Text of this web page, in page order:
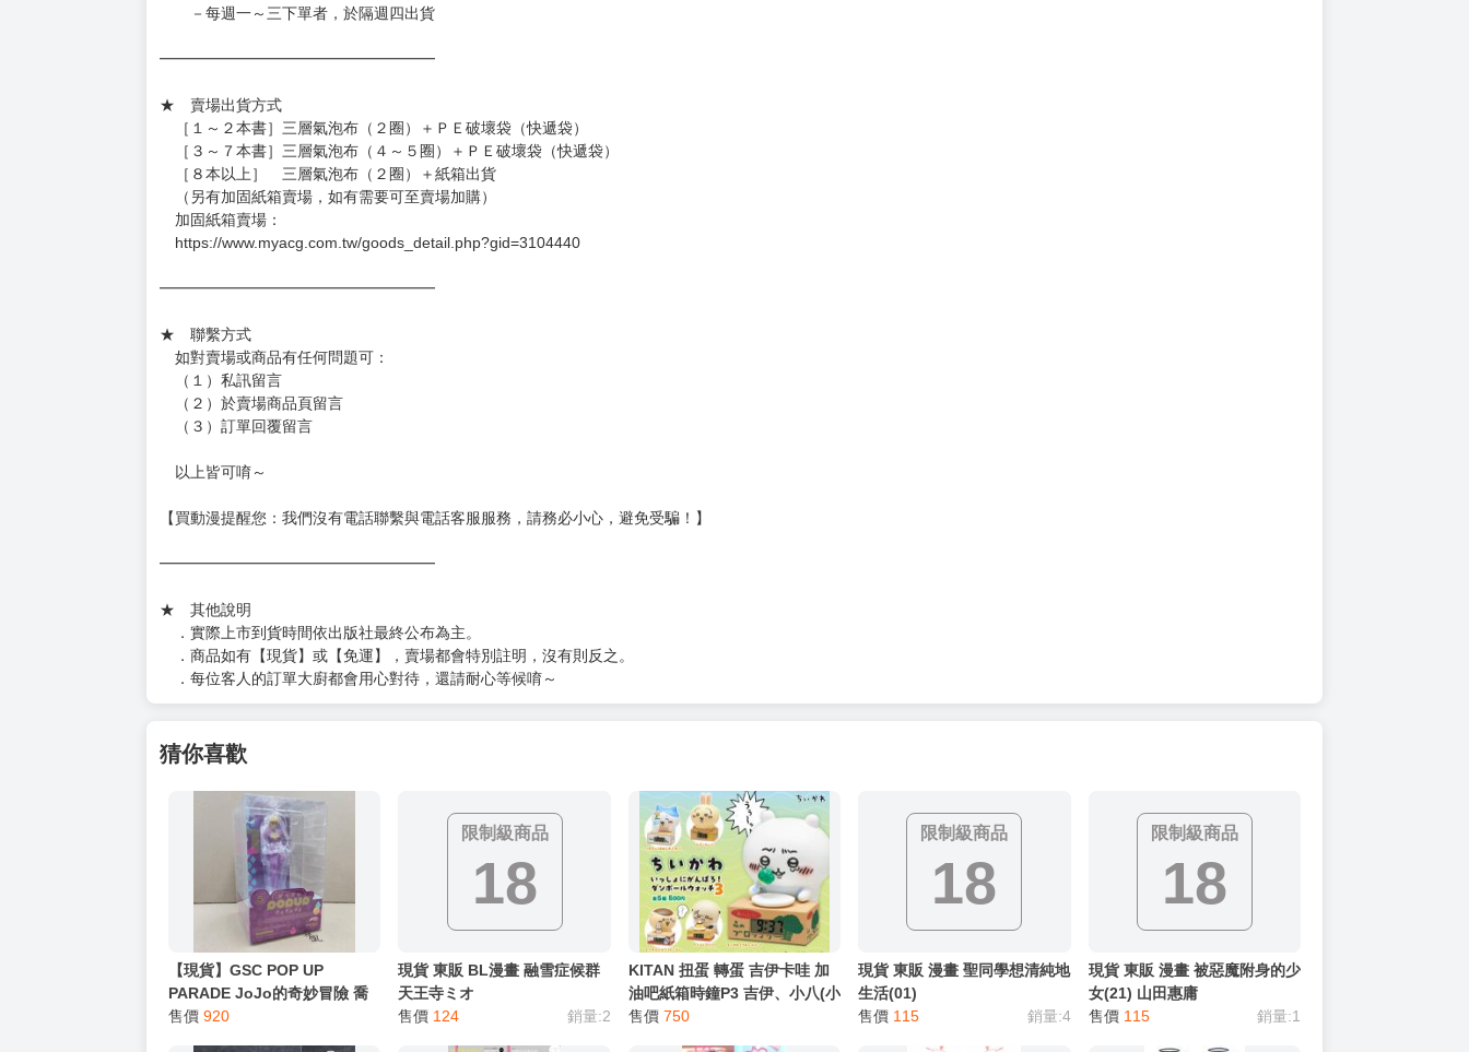
－每週一～三下單者，於隔週四出貨
━━━━━━━━━━━━━━━━━━
★ 賣場出貨方式
［１～２本書］三層氣泡布（２圈）＋ＰＥ破壞袋（快遞袋）
［３～７本書］三層氣泡布（４～５圈）＋ＰＥ破壞袋（快遞袋）
［８本以上］ 三層氣泡布（２圈）＋紙箱出貨
（另有加固紙箱賣場，如有需要可至賣場加購）
加固紙箱賣場：
https://www.myacg.com.tw/goods_detail.php?gid=3104440
━━━━━━━━━━━━━━━━━━
★ 聯繫方式
如對賣場或商品有任何問題可：
（１）私訊留言
（２）於賣場商品頁留言
（３）訂單回覆留言
以上皆可唷～
【買動漫提醒您：我們沒有電話聯繫與電話客服服務，請務必小心，避免受騙！】
━━━━━━━━━━━━━━━━━━
★ 其他說明
．實際上市到貨時間依出版社最終公布為主。
．商品如有【現貨】或【免運】，賣場都會特別註明，沒有則反之。
．每位客人的訂單大廚都會用心對待，還請耐心等候唷～
猜你喜歡
【現貨】GSC POP UP
PARADE JoJo的奇妙冒險 喬
魯諾 黃金之風 公仔 【岡山 玩
售價 920
限制級商品
18
現貨 東販 BL漫畫 融雪症候群
天王寺ミオ
售價 124 銷量:2
KITAN 扭蛋 轉蛋 吉伊卡哇 加
油吧紙箱時鐘P3 吉伊、小八(小
八貓)、烏薩奇(兔兔)、栗子饅
售價 750
限制級商品
18
現貨 東販 漫畫 聖同學想清純地
生活(01)
售價 115 銷量:4
限制級商品
18
現貨 東販 漫畫 被惡魔附身的少
女(21) 山田惠庸
售價 115 銷量:1